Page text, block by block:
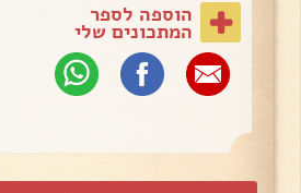
הוספה לספר
המתכונים שלי